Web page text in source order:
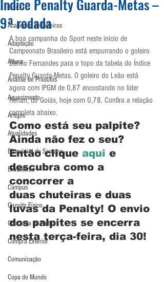
1 vs. 1
Academia de Goleiros
Adaptação
Altura
Análise de Produtos
Aquecimento
Artigos
Atualidades
Blogoleiro da Semana
Brasileirão
Campus
Circuito Físico
Cobrança de Falta
Compra Exterior
Comunicação
Copa do Mundo
Índice Penalty Guarda-Metas –
9ª rodada
A boa campanha do Sport neste início de
Campeonato Brasileiro está empurrando o goleiro
Danilo Fernandes para o topo da tabela do Índice
Penalty Guarda-Metas. O goleiro do Leão está
agora com IPGM de 0,87 encostando no líder
Renan, do Goiás, hoje com 0,78. Confira a relação
completa abaixo.
Como está seu palpite?
Ainda não fez o seu?
Então clique aqui e
descubra como a
concorrer a
duas chuteiras e duas
luvas da Penalty! O envio
dos palpites se encerra
nesta terça-feira, dia 30!